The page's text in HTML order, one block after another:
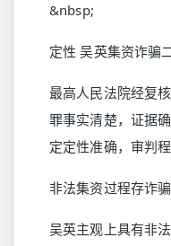
&nbsp;
定性 吴英集资诈骗
最高人民法院经复
罪事实清楚，证据
定定性准确，审判程
非法集资过程存诈
吴英主观上具有非